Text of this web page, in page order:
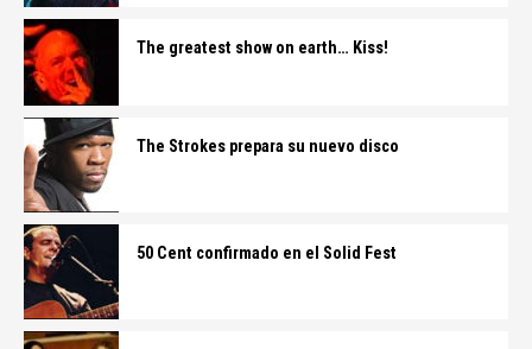
The greatest show on earth… Kiss!
The Strokes prepara su nuevo disco
50 Cent confirmado en el Solid Fest